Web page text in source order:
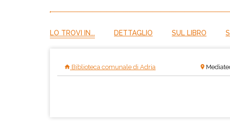
LO TROVI IN... DETTAGLIO SUL LIBRO
Biblioteca comunale di Adria